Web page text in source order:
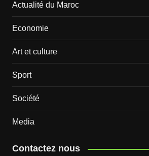
Actualité du Maroc
Economie
Art et culture
Sport
Société
Media
Contactez nous